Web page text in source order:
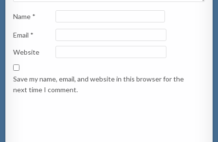
Name *
Email *
Website
Save my name, email, and website in this browser for the
next time I comment.